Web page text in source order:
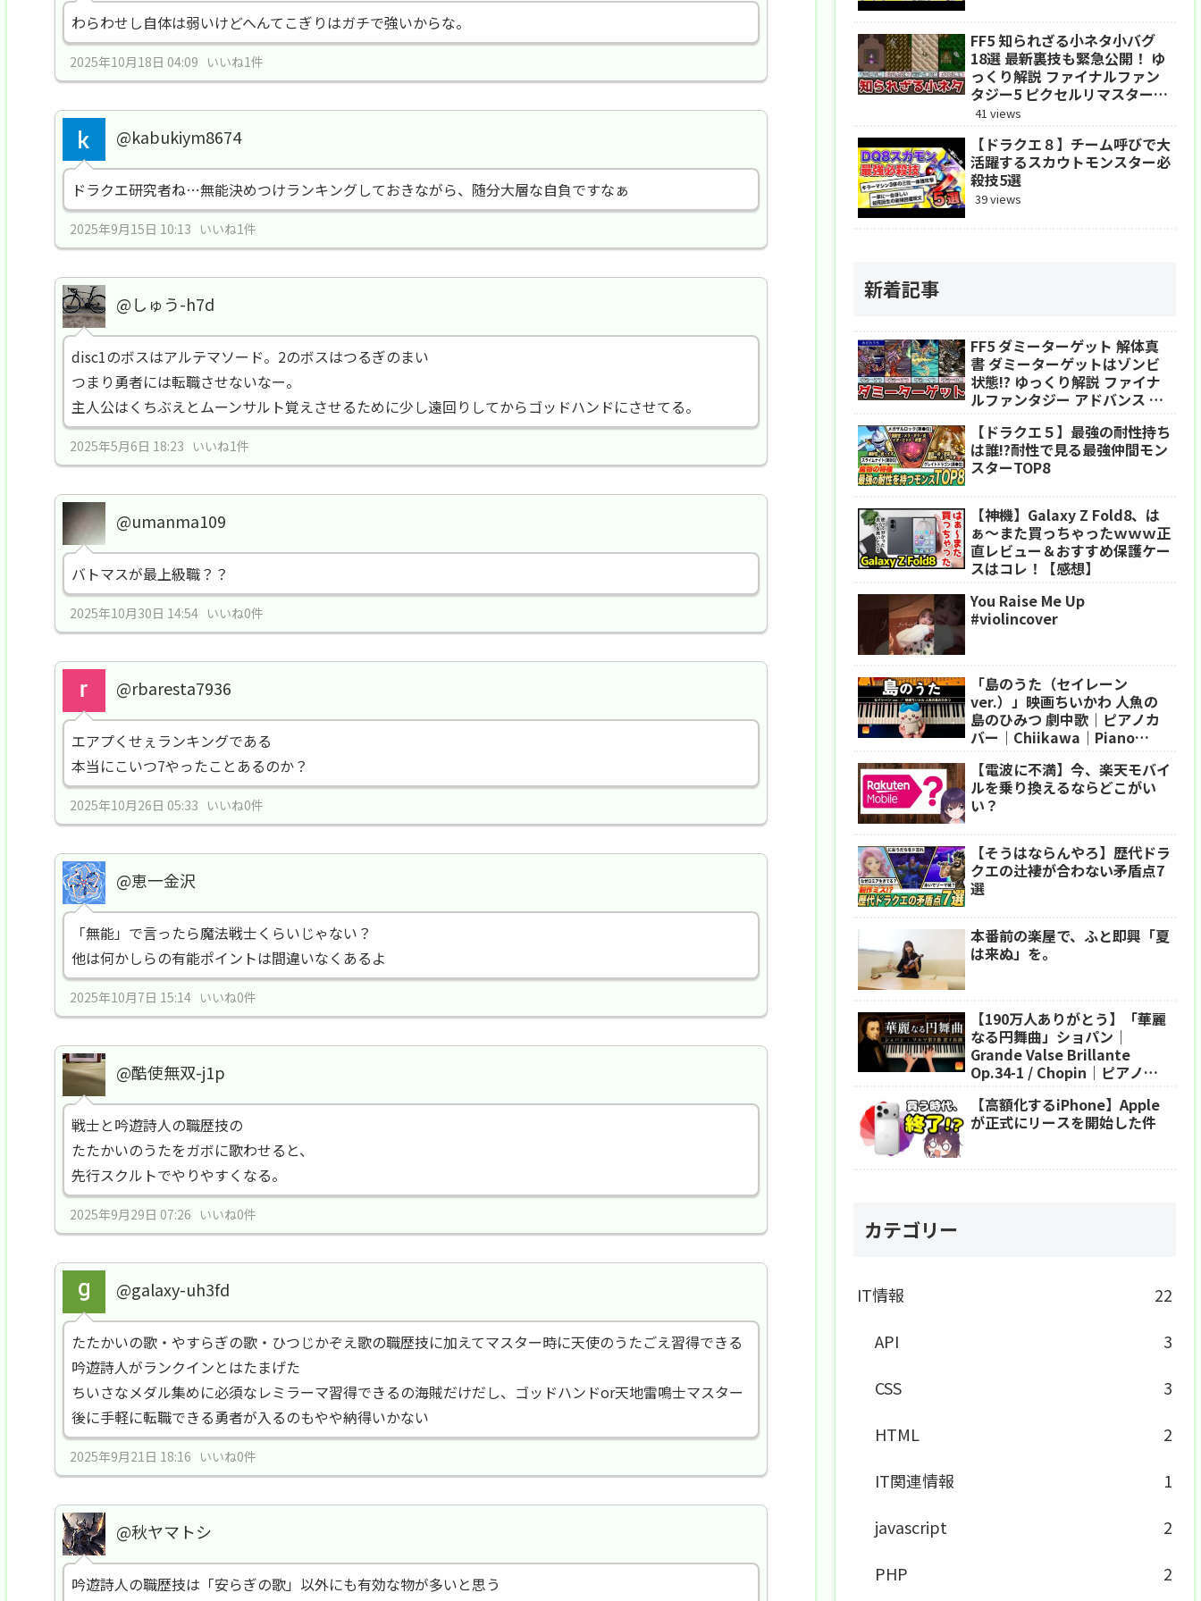
わらわせし自体は弱いけどへんてこぎりはガチで強いからな。
2025年10月18日 04:09 いいね1件
@kabukiym8674
ドラクエ研究者ね…無能決めつけランキングしておきながら、随分大層な自負ですなぁ
2025年9月15日 10:13 いいね1件
@しゅう-h7d
disc1のボスはアルテマソード。2のボスはつるぎのまい
つまり勇者には転職させないなー。
主人公はくちぶえとムーンサルト覚えさせるために少し遠回りしてからゴッドハンドにさせてる。
2025年5月6日 18:23 いいね1件
@umanma109
バトマスが最上級職？？
2025年10月30日 14:54 いいね0件
@rbaresta7936
エアプくせぇランキングである
本当にこいつ7やったことあるのか？
2025年10月26日 05:33 いいね0件
@恵一金沢
「無能」で言ったら魔法戦士くらいじゃない？
他は何かしらの有能ポイントは間違いなくあるよ
2025年10月7日 15:14 いいね0件
@酷使無双-j1p
戦士と吟遊詩人の職歴技の
たたかいのうたをガボに歌わせると、
先行スクルトでやりやすくなる。
2025年9月29日 07:26 いいね0件
@galaxy-uh3fd
たたかいの歌・やすらぎの歌・ひつじかぞえ歌の職歴技に加えてマスター時に天使のうたごえ習得できる
吟遊詩人がランクインとはたまげた
ちいさなメダル集めに必須なレミラーマ習得できるの海賊だけだし、ゴッドハンドor天地雷鳴士マスター
後に手軽に転職できる勇者が入るのもやや納得いかない
2025年9月21日 18:16 いいね0件
@秋ヤマトシ
吟遊詩人の職歴技は「安らぎの歌」以外にも有効な物が多いと思う
FF5 知られざる小ネタ小バグ
18選 最新裏技も緊急公開！ ゆ
っくり解説 ファイナルファン
タジー5 ピクセルリマスター
アドバンス
41 views
【ドラクエ８】チーム呼びで大
活躍するスカウトモンスター必
殺技5選
39 views
新着記事
FF5 ダミーターゲット 解体真
書 ダミーターゲットはゾンビ
状態!? ゆっくり解説 ファイナ
ルファンタジー アドバンス ピ
【ドラクエ５】最強の耐性持ち
は誰!?耐性で見る最強仲間モン
スターTOP8
【神機】Galaxy Z Fold8、は
ぁ〜また買っちゃったｗｗｗ正
直レビュー＆おすすめ保護ケー
スはコレ！【感想】
You Raise Me Up
#violincover
「島のうた（セイレーン
ver.）」映画ちいかわ 人魚の
島のひみつ 劇中歌｜ピアノカ
バー｜Chiikawa｜Piano
【電波に不満】今、楽天モバイ
ルを乗り換えるならどこがい
い？
【そうはならんやろ】歴代ドラ
クエの辻褄が合わない矛盾点7
選
本番前の楽屋で、ふと即興「夏
は来ぬ」を。
【190万人ありがとう】「華麗
なる円舞曲」ショパン｜
Grande Valse Brillante
Op.34-1 / Chopin｜ピアノ｜
【高額化するiPhone】Apple
が正式にリースを開始した件
カテゴリー
IT情報
22
API
3
CSS
3
HTML
2
IT関連情報
1
javascript
2
PHP
2